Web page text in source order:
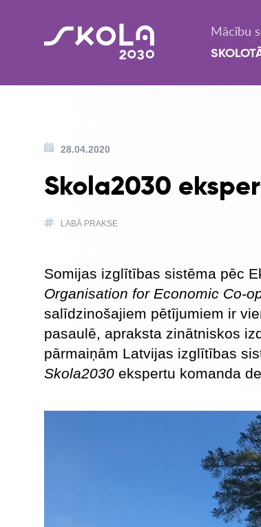
Mācību
28.04.2020
Skola2030
LABĀ PRAKSE
Somijas izglītības sistēma pēc
Organisation for Economic Co-
salīdzinošajiem pētījumiem ir
pasaulē, apraksta zinātniskos
pārmaiņām Latvijas izglītības
Skola2030 ekspertu komanda